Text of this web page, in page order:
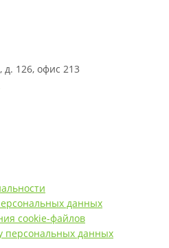
126, офис 213
данных
cookie-файлов
персональных данных